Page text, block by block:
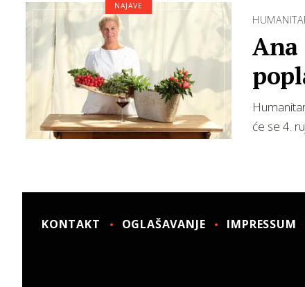
Ana
će se 4.
NAJAVE
KONTAKT OGLAŠAVANJE IMPRESSUM